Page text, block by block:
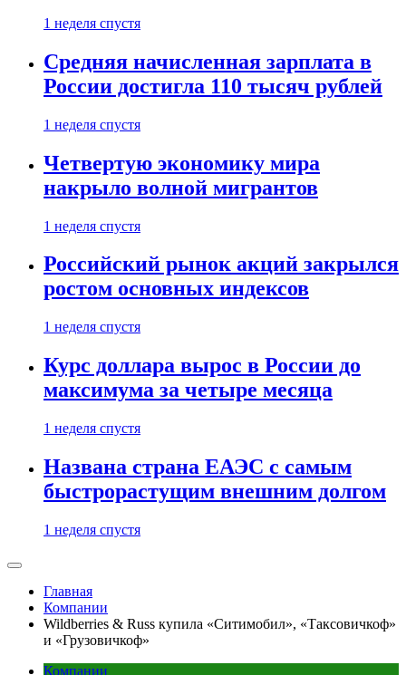
1 неделя спустя
Средняя начисленная зарплата в
России достигла 110 тысяч рублей
1 неделя спустя
Четвертую экономику мира
накрыло волной мигрантов
1 неделя спустя
Российский рынок акций закрылся
ростом основных индексов
1 неделя спустя
Курс доллара вырос в России до
максимума за четыре месяца
1 неделя спустя
Названа страна ЕАЭС с самым
быстрорастущим внешним долгом
1 неделя спустя
Главная
Компании
Wildberries & Russ купила «Ситимобил», «Таксовичкоф»
и «Грузовичкоф»
Компании